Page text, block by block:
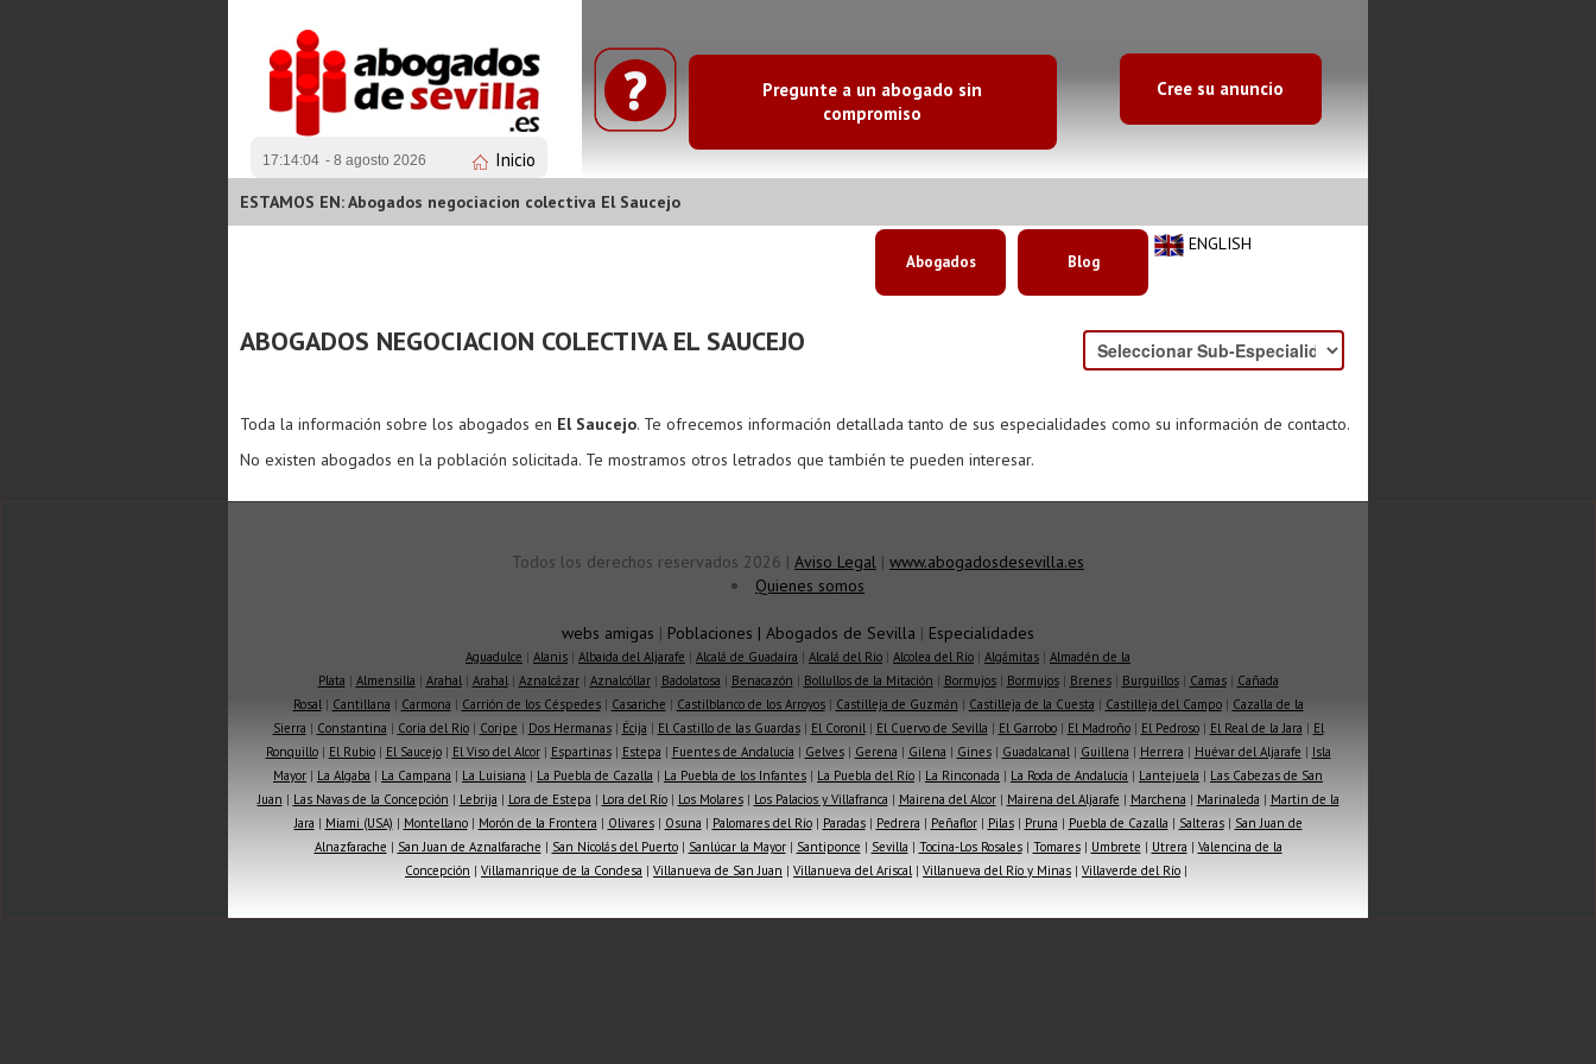
17:14:04 - 8 agosto 2026 Inicio
Pregunte a un abogado sin
compromiso
Cree su anuncio
ESTAMOS EN: Abogados negociacion colectiva El Saucejo
ENGLISH
Abogados Blog
ABOGADOS NEGOCIACION COLECTIVA EL SAUCEJO
Toda la información sobre los abogados en El Saucejo. Te ofrecemos información detallada tanto de sus especialidades como su información de contacto.
No existen abogados en la población solicitada. Te mostramos otros letrados que también te pueden interesar.
Todos los derechos reservados 2026 | Aviso Legal | www.abogadosdesevilla.es
Quienes somos
webs amigas | Poblaciones | Abogados de Sevilla | Especialidades
Aguadulce | Alanis | Albaida del Aljarafe | Alcalá de Guadaíra | Alcalá del Río | Alcolea del Río | Algámitas | Almadén de la
Plata | Almensilla | Arahal| Arahal| Aznalcázar| Aznalcóllar| Badolatosa | Benacazón | Bollullos de la Mitación | Bormujos| Bormujos| Brenes| Burguillos| Camas| Cañada
Rosal| Cantillana | Carmona | Carrión de los Céspedes| Casariche | Castilblanco de los Arroyos| Castilleja de Guzmán | Castilleja de la Cuesta | Castilleja del Campo| Cazalla de la
Sierra | Constantina | Coria del Río| Coripe | Dos Hermanas| Écija | El Castillo de las Guardas| El Coronil| El Cuervo de Sevilla | El Garrobo| El Madroño| El Pedroso| El Real de la Jara | El
Ronquillo| El Rubio| El Saucejo| El Viso del Alcor| Espartinas| Estepa | Fuentes de Andalucía | Gelves| Gerena | Gilena | Gines| Guadalcanal| Guillena | Herrera | Huévar del Aljarafe | Isla
Mayor | La Algaba | La Campana | La Luisiana | La Puebla de Cazalla | La Puebla de los Infantes | La Puebla del Río | La Rinconada | La Roda de Andalucía | Lantejuela | Las Cabezas de San
Juan | Las Navas de la Concepción | Lebrija | Lora de Estepa | Lora del Río| Los Molares| Los Palacios y Villafranca | Mairena del Alcor| Mairena del Aljarafe | Marchena | Marinaleda | Martin de la
Jara | Miami (USA) | Montellano| Morón de la Frontera | Olivares| Osuna | Palomares del Río| Paradas| Pedrera | Peñaflor| Pilas| Pruna | Puebla de Cazalla | Salteras| San Juan de
Alnazfarache | San Juan de Aznalfarache | San Nicolás del Puerto| Sanlúcar la Mayor| Santiponce | Sevilla | Tocina-Los Rosales| Tomares| Umbrete | Utrera | Valencina de la
Concepción | Villamanrique de la Condesa | Villanueva de San Juan | Villanueva del Ariscal| Villanueva del Río y Minas | Villaverde del Río |